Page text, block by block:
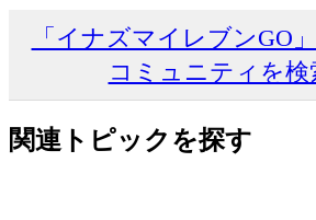
「イナズマイレブンGO
コミュニティを検
関連トピックを探す